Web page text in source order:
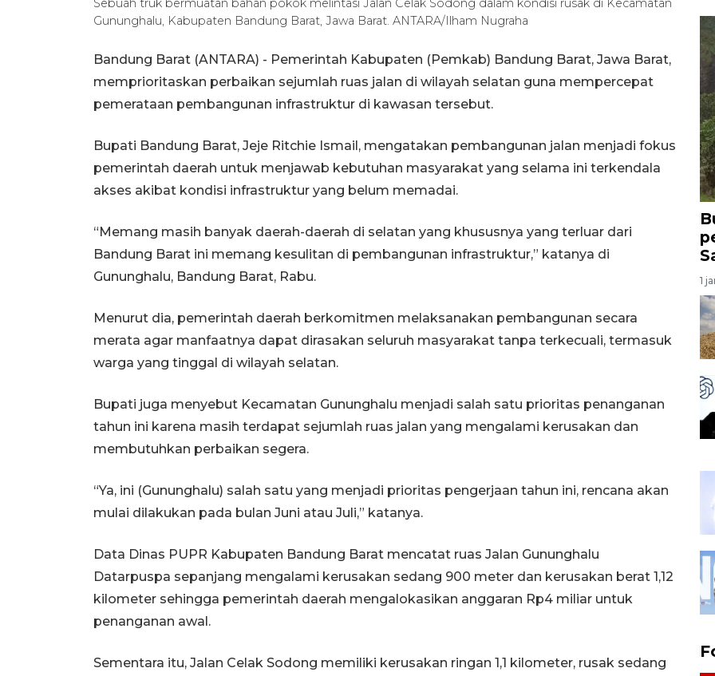
Sebuah truk bermuatan bahan pokok melintasi Jalan Celak Sodong dalam kondisi rusak di Kecamatan
Gununghalu, Kabupaten Bandung Barat, Jawa Barat. ANTARA/Ilham Nugraha
Bandung Barat (ANTARA) - Pemerintah Kabupaten (Pemkab) Bandung Barat, Jawa Barat,
memprioritaskan perbaikan sejumlah ruas jalan di wilayah selatan guna mempercepat
pemerataan pembangunan infrastruktur di kawasan tersebut.
Bupati Bandung Barat, Jeje Ritchie Ismail, mengatakan pembangunan jalan menjadi fokus
pemerintah daerah untuk menjawab kebutuhan masyarakat yang selama ini terkendala
akses akibat kondisi infrastruktur yang belum memadai.
“Memang masih banyak daerah-daerah di selatan yang khususnya yang terluar dari
Bandung Barat ini memang kesulitan di pembangunan infrastruktur,” katanya di
Gununghalu, Bandung Barat, Rabu.
Menurut dia, pemerintah daerah berkomitmen melaksanakan pembangunan secara
merata agar manfaatnya dapat dirasakan seluruh masyarakat tanpa terkecuali, termasuk
warga yang tinggal di wilayah selatan.
Bupati juga menyebut Kecamatan Gununghalu menjadi salah satu prioritas penanganan
tahun ini karena masih terdapat sejumlah ruas jalan yang mengalami kerusakan dan
membutuhkan perbaikan segera.
“Ya, ini (Gununghalu) salah satu yang menjadi prioritas pengerjaan tahun ini, rencana akan
mulai dilakukan pada bulan Juni atau Juli,” katanya.
Data Dinas PUPR Kabupaten Bandung Barat mencatat ruas Jalan Gununghalu
Datarpuspa sepanjang mengalami kerusakan sedang 900 meter dan kerusakan berat 1,12
kilometer sehingga pemerintah daerah mengalokasikan anggaran Rp4 miliar untuk
penanganan awal.
Sementara itu, Jalan Celak Sodong memiliki kerusakan ringan 1,1 kilometer, rusak sedang
1